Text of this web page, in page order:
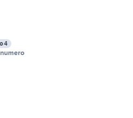
4